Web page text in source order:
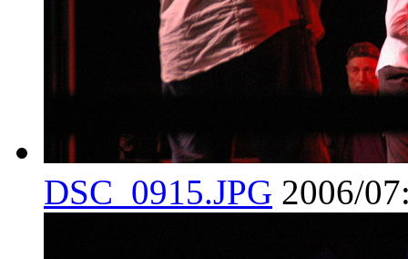
DSC_0915.JPG 2006/